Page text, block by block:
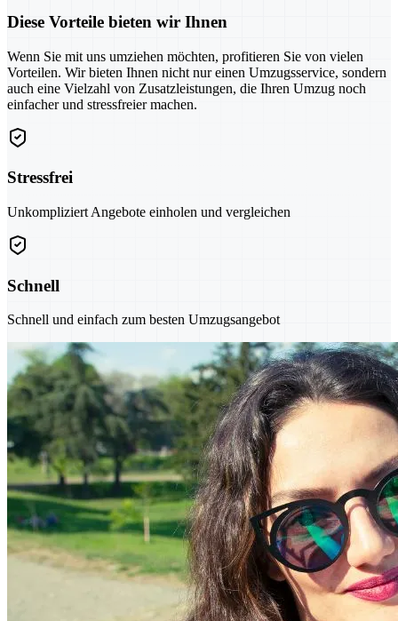
Diese Vorteile bieten wir Ihnen
Wenn Sie mit uns umziehen möchten, profitieren Sie von vielen
Vorteilen. Wir bieten Ihnen nicht nur einen Umzugsservice, sondern
auch eine Vielzahl von Zusatzleistungen, die Ihren Umzug noch
einfacher und stressfreier machen.
Stressfrei
Unkompliziert Angebote einholen und vergleichen
Schnell
Schnell und einfach zum besten Umzugsangebot